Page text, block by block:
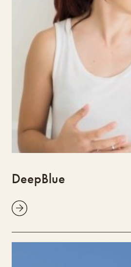
combinando técnicas
naturais numa abordagem
projeto Deep Blue
diálogo com áreas
fibras vegetais,
cerâmica. No Design
aprofundar esta
expandir a
DeepBlue